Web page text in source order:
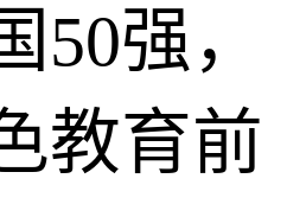
50强，
教育前